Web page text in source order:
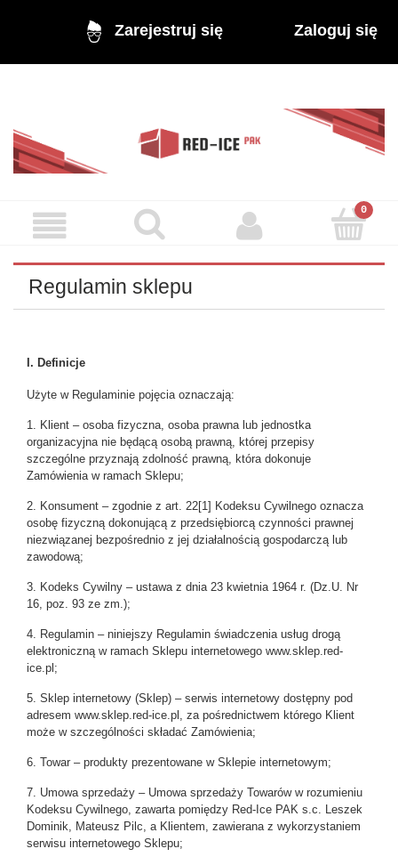
Zarejestruj się Zaloguj się
Regulamin sklepu
I. Definicje
Użyte w Regulaminie pojęcia oznaczają:
1. Klient – osoba fizyczna, osoba prawna lub jednostka
organizacyjna nie będącą osobą prawną, której przepisy
szczególne przyznają zdolność prawną, która dokonuje
Zamówienia w ramach Sklepu;
2. Konsument – zgodnie z art. 22[1] Kodeksu Cywilnego oznacza
osobę fizyczną dokonującą z przedsiębiorcą czynności prawnej
niezwiązanej bezpośrednio z jej działalnością gospodarczą lub
zawodową;
3. Kodeks Cywilny – ustawa z dnia 23 kwietnia 1964 r. (Dz.U. Nr
16, poz. 93 ze zm.);
4. Regulamin – niniejszy Regulamin świadczenia usług drogą
elektroniczną w ramach Sklepu internetowego www.sklep.red-
ice.pl;
5. Sklep internetowy (Sklep) – serwis internetowy dostępny pod
adresem www.sklep.red-ice.pl, za pośrednictwem którego Klient
może w szczególności składać Zamówienia;
6. Towar – produkty prezentowane w Sklepie internetowym;
7. Umowa sprzedaży – Umowa sprzedaży Towarów w rozumieniu
Kodeksu Cywilnego, zawarta pomiędzy Red-Ice PAK s.c. Leszek
Dominik, Mateusz Pilc, a Klientem, zawierana z wykorzystaniem
serwisu internetowego Sklepu;